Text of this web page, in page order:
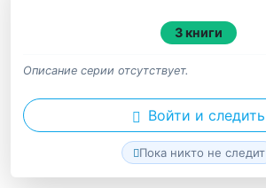
3 книги
Описание серии отсутствует.
Войти и следить
Пока никто не следит